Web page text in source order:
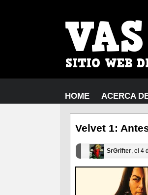
HOME ACERCA
Velvet 1:
SrGrifter, el 4